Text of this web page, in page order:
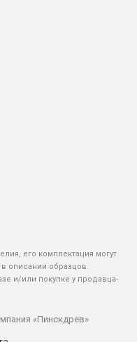
его комплектация могут
описании образцов.
и/или покупке у продавца-
«Пинскдрев»